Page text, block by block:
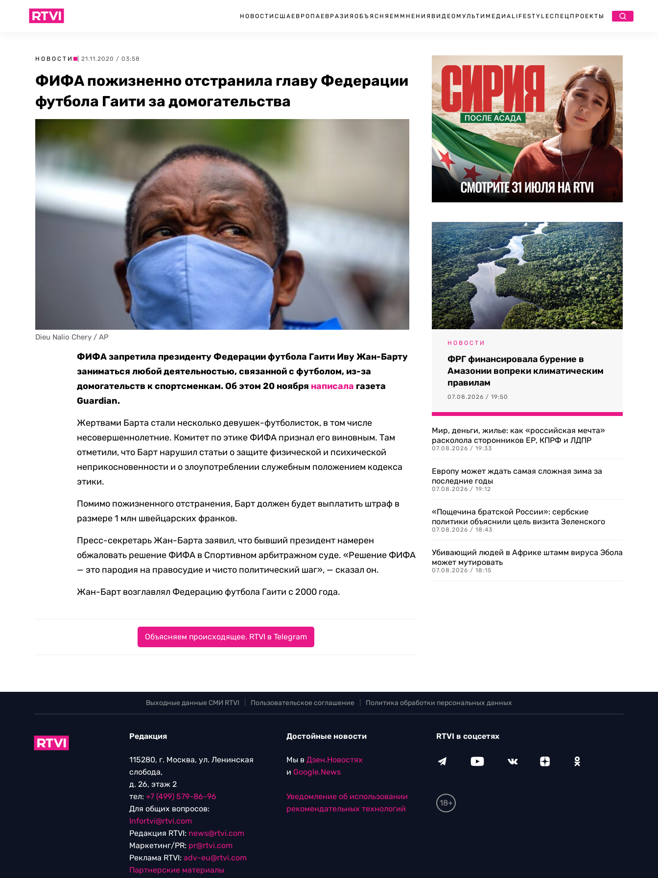
НОВОСТИ США ЕВРОПА ЕВРАЗИЯ ОБЪЯСНЯЕМ МНЕНИЯ ВИДЕО МУЛЬТИМЕДИА LIFESTYLEСПЕЦПРОЕКТЫ
НОВОСТИ | 21.11.2020 / 03:58
ФИФА пожизненно отстранила главу Федерации
футбола Гаити за домогательства
Dieu Nalio Chery / AP
ФИФА запретила президенту Федерации футбола Гаити Иву Жан-Барту
заниматься любой деятельностью, связанной с футболом, из-за
домогательств к спортсменкам. Об этом 20 ноября написала газета
Guardian.
Жертвами Барта стали несколько девушек-футболисток, в том числе
несовершеннолетние. Комитет по этике ФИФА признал его виновным. Там
отметили, что Барт нарушил статьи о защите физической и психической
неприкосновенности и о злоупотреблении служебным положением кодекса
этики.
Помимо пожизненного отстранения, Барт должен будет выплатить штраф в
размере 1 млн швейцарских франков.
Пресс-секретарь Жан-Барта заявил, что бывший президент намерен
обжаловать решение ФИФА в Спортивном арбитражном суде. «Решение ФИФА
— это пародия на правосудие и чисто политический шаг», — сказал он.
Жан-Барт возглавлял Федерацию футбола Гаити с 2000 года.
Объясняем происходящее. RTVI в Telegram
НОВОСТИ
ФРГ финансировала бурение в
Амазонии вопреки климатическим
правилам
07.08.2026 / 19:50
Мир, деньги, жилье: как «российская мечта»
расколола сторонников ЕР, КПРФ и ЛДПР
07.08.2026 / 19:33
Европу может ждать самая сложная зима за
последние годы
07.08.2026 / 19:12
«Пощечина братской России»: сербские
политики объяснили цель визита Зеленского
07.08.2026 / 18:43
Убивающий людей в Африке штамм вируса Эбола
может мутировать
07.08.2026 / 18:15
Выходные данные СМИ RTVI Пользовательское соглашение Политика обработки персональных данных
Редакция
115280, г. Москва, ул. Ленинская
слобода,
д. 26, этаж 2
тел: +7 (499) 579-86-96
Для общих вопросов:
Infortvi@rtvi.com
Редакция RTVI: news@rtvi.com
Маркетинг/PR: pr@rtvi.com
Реклама RTVI: adv-eu@rtvi.com
Партнерские материалы
Достойные новости
Мы в Дзен.Новостях
и Google.News
Уведомление об использовании
рекомендательных технологий
RTVI в соцсетях
18+